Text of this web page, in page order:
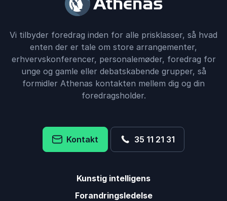
Vi tilbyder foredrag inden for alle prisklasser, så hvad
enten der er tale om store arrangementer,
erhvervskonferencer, personalemøder, foredrag for
unge og gamle eller debatskabende grupper, så
formidler Athenas kontakten mellem dig og din
foredragsholder.
Kontakt 35 11 21 31
Kunstig intelligens
Forandringsledelse